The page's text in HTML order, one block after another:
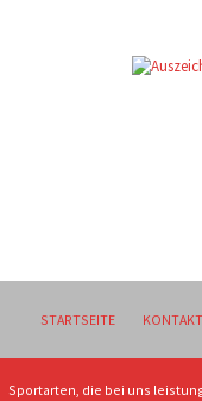
STARTSEITE KONTAKT
Sportarten, die bei uns